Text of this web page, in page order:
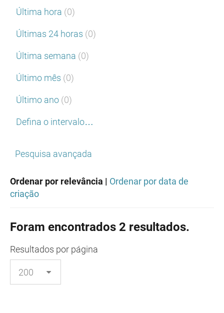
Última hora (0)
Últimas 24 horas (0)
Última semana (0)
Último mês (0)
Último ano (0)
Defina o intervalo…
Pesquisa avançada
Ordenar por relevância | Ordenar por data de
criação
Foram encontrados 2 resultados.
Resultados por página